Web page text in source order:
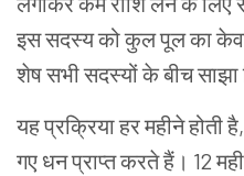
इस सदस्य को कुल पूल का केवल
शेष सभी सदस्यों के बीच साझा
यह प्रक्रिया हर महीने होती
गए धन प्राप्त करते हैं। 12